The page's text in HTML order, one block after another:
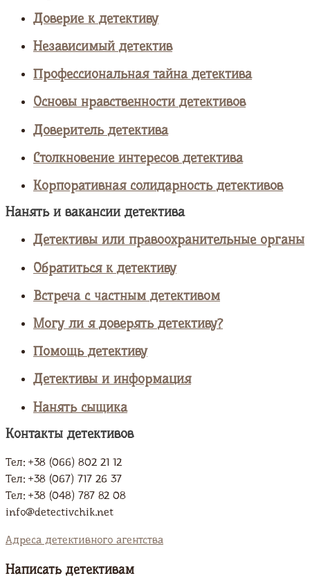
Доверие к детективу
Независимый детектив
Профессиональная тайна детектива
Основы нравственности детективов
Доверитель детектива
Столкновение интересов детектива
Корпоративная солидарность детективов
Нанять и вакансии детектива
Детективы или правоохранительные органы
Обратиться к детективу
Встреча с частным детективом
Могу ли я доверять детективу?
Помощь детективу
Детективы и информация
Нанять сыщика
Контакты детективов
Тел: +38 (066) 802 21 12
Тел: +38 (067) 717 26 37
Тел: +38 (048) 787 82 08
info@detectivchik.net
Адреса детективного агентства
Написать детективам